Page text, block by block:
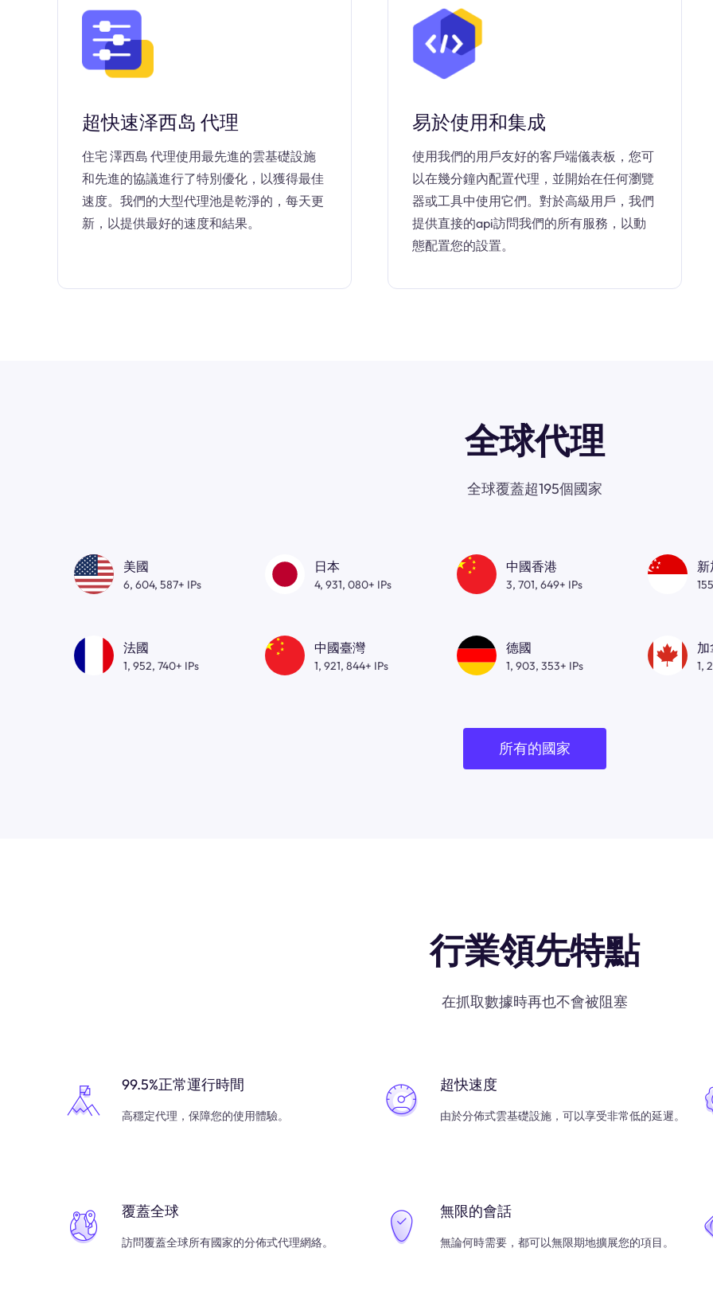
超快速泽西岛 代理
住宅 澤西島 代理使用最先進的雲基礎設施
和先進的協議進行了特別優化，以獲得最佳
速度。我們的大型代理池是乾淨的，每天更
新，以提供最好的速度和結果。
易於使用和集成
使用我們的用戶友好的客戶端儀表板，您可
以在幾分鐘內配置代理，並開始在任何瀏覽
器或工具中使用它們。對於高級用戶，我們
提供直接的api訪問我們的所有服務，以動
態配置您的設置。
全球代理
全球覆蓋超195個國家
美國
6, 604, 587+ IPs
日本
4, 931, 080+ IPs
中國香港
3, 701, 649+ IPs
新
法國
1, 952, 740+ IPs
中國臺灣
1, 921, 844+ IPs
德國
1, 903, 353+ IPs
加
1,
所有的國家
行業領先特點
在抓取數據時再也不會被阻塞
99.5%正常運行時間
高穩定代理，保障您的使用體驗。
超快速度
由於分佈式雲基礎設施，可以享受非常低的延遲。
覆蓋全球
訪問覆蓋全球所有國家的分佈式代理網絡。
無限的會話
無論何時需要，都可以無限期地擴展您的項目。